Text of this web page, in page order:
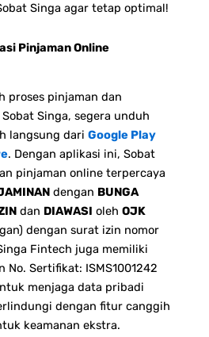
Singa agar tetap optimal!
Pinjaman Online
proses pinjaman dan
Singa, segera unduh
langsung dari Google Play
. Dengan aplikasi ini, Sobat
pinjaman online terpercaya
dengan BUNGA
dan DIAWASI oleh OJK
dengan surat izin nomor
Fintech juga memiliki
No. Sertifikat: ISMS1001242
menjaga data pribadi
dengan fitur canggih
keamanan ekstra.